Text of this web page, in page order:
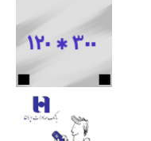
ایران در شانگهای چیست؟